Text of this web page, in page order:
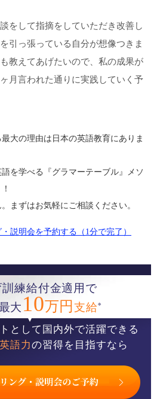
をして指摘をしていただき改善し
引っ張っている自分が想像つきま
教えてあげたいので、私の成果が
月言われた通りに実践していく予
大の理由は日本の英語教育にありま
を学べる『グラマーテーブル』メソ
まずはお気軽にご相談ください。
説明会を予約する（1分で完了）
練給付金適用で
大 10万円支給※
として国内外で活躍できる
語力の習得を目指すなら